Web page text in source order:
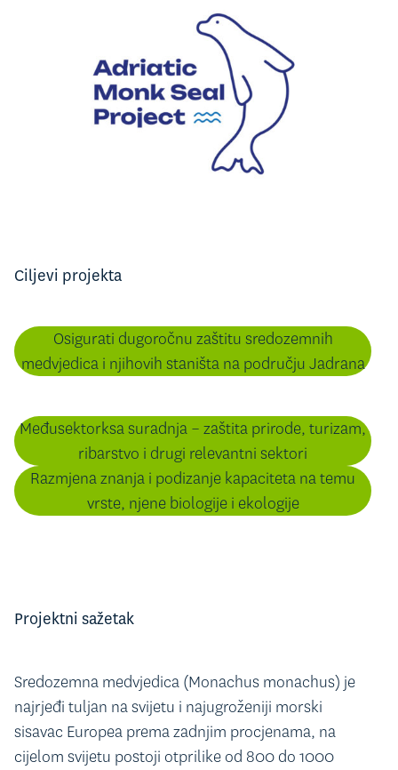
Ciljevi projekta
Osigurati dugoročnu zaštitu sredozemnih
medvjedica i njihovih staništa na području Jadrana
Međusektorksa suradnja – zaštita prirode, turizam,
ribarstvo i drugi relevantni sektori
Razmjena znanja i podizanje kapaciteta na temu
vrste, njene biologije i ekologije
Projektni sažetak
Sredozemna medvjedica (Monachus monachus) je
najrjeđi tuljan na svijetu i najugroženiji morski
sisavac Europea prema zadnjim procjenama, na
cijelom svijetu postoji otprilike od 800 do 1000